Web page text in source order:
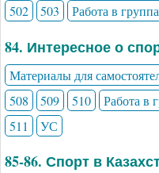
502
503 Работа в
84. Интересное о
Материалы для
508
509 510 Работа в
511
УС
85-86. Спорт в